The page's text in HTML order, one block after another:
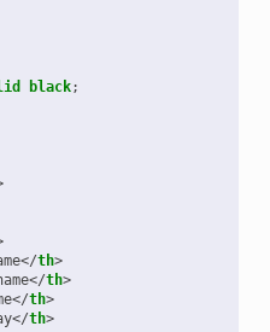
black;
</th>
</th>
</th>
</th>